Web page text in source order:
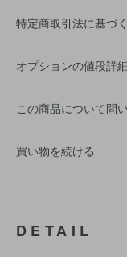
特定商取引法に基づ
オプションの値段詳細
この商品について問
買い物を続ける
DETAIL